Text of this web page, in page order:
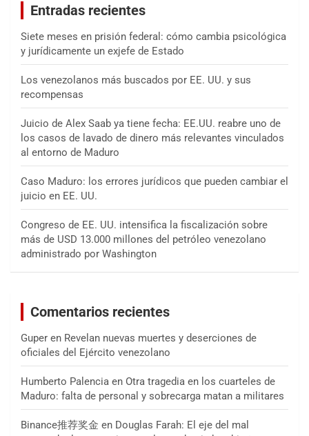
Entradas recientes
Siete meses en prisión federal: cómo cambia psicológica
y jurídicamente un exjefe de Estado
Los venezolanos más buscados por EE. UU. y sus
recompensas
Juicio de Alex Saab ya tiene fecha: EE.UU. reabre uno de
los casos de lavado de dinero más relevantes vinculados
al entorno de Maduro
Caso Maduro: los errores jurídicos que pueden cambiar el
juicio en EE. UU.
Congreso de EE. UU. intensifica la fiscalización sobre
más de USD 13.000 millones del petróleo venezolano
administrado por Washington
Comentarios recientes
Guper en Revelan nuevas muertes y deserciones de
oficiales del Ejército venezolano
Humberto Palencia en Otra tragedia en los cuarteles de
Maduro: falta de personal y sobrecarga matan a militares
Binance推荐奖金 en Douglas Farah: El eje del mal